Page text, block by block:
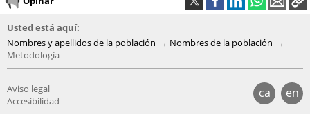
Usted está aquí:
Nombres y apellidos de la población
Nombres de la población
Metodología
ca en
Aviso legal
Accesibilidad